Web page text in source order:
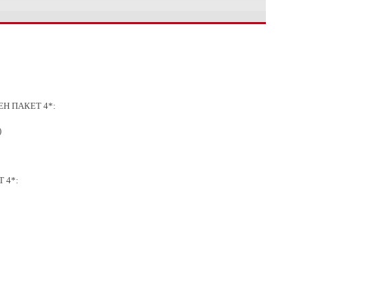
ПАКЕТ 4*:
4*: